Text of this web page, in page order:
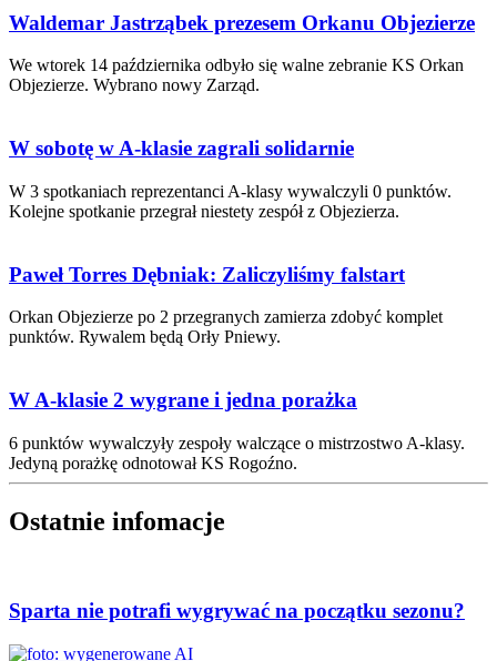
Waldemar Jastrząbek prezesem Orkanu Objezierze
We wtorek 14 października odbyło się walne zebranie KS Orkan
Objezierze. Wybrano nowy Zarząd.
W sobotę w A-klasie zagrali solidarnie
W 3 spotkaniach reprezentanci A-klasy wywalczyli 0 punktów.
Kolejne spotkanie przegrał niestety zespół z Objezierza.
Paweł Torres Dębniak: Zaliczyliśmy falstart
Orkan Objezierze po 2 przegranych zamierza zdobyć komplet
punktów. Rywalem będą Orły Pniewy.
W A-klasie 2 wygrane i jedna porażka
6 punktów wywalczyły zespoły walczące o mistrzostwo A-klasy.
Jedyną porażkę odnotował KS Rogoźno.
Ostatnie infomacje
Sparta nie potrafi wygrywać na początku sezonu?